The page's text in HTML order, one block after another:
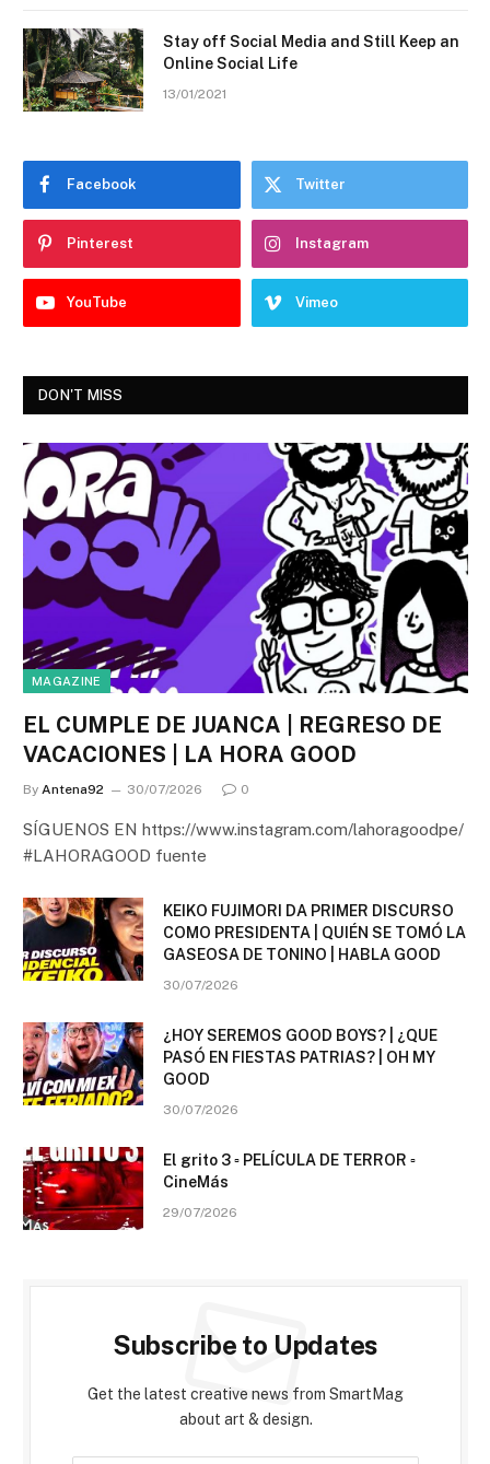
Stay off Social Media and Still Keep an
Online Social Life
13/01/2021
Facebook Twitter
Pinterest Instagram
YouTube Vimeo
DON'T MISS
MAGAZINE
EL CUMPLE DE JUANCA | REGRESO DE
VACACIONES | LA HORA GOOD
By Antena92 30/07/2026 0
SÍGUENOS EN https://www.instagram.com/lahoragoodpe/
#LAHORAGOOD fuente
KEIKO FUJIMORI DA PRIMER DISCURSO
COMO PRESIDENTA | QUIÉN SE TOMÓ LA
GASEOSA DE TONINO | HABLA GOOD
30/07/2026
¿HOY SEREMOS GOOD BOYS? | ¿QUE
PASÓ EN FIESTAS PATRIAS? | OH MY
GOOD
30/07/2026
El grito 3 ▫️ PELÍCULA DE TERROR ▫️
CineMás
29/07/2026
Subscribe to Updates
Get the latest creative news from SmartMag
about art & design.